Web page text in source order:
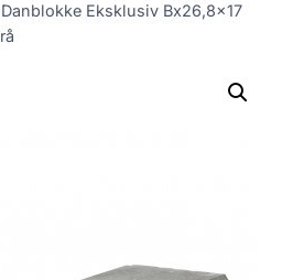
Danblokke Eksklusiv Bx26,8×17